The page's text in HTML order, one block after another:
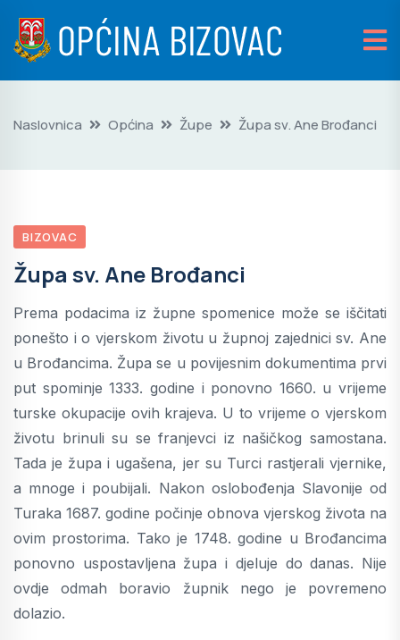
Naslovnica Općina Župe Župa sv. Ane Brođanci
BIZOVAC
Župa sv. Ane Brođanci
Prema podacima iz župne spomenice može se iščitati
ponešto i o vjerskom životu u župnoj zajednici sv. Ane
u Brođancima. Župa se u povijesnim dokumentima prvi
put spominje 1333. godine i ponovno 1660. u vrijeme
turske okupacije ovih krajeva. U to vrijeme o vjerskom
životu brinuli su se franjevci iz našičkog samostana.
Tada je župa i ugašena, jer su Turci rastjerali vjernike,
a mnoge i poubijali. Nakon oslobođenja Slavonije od
Turaka 1687. godine počinje obnova vjerskog života na
ovim prostorima. Tako je 1748. godine u Brođancima
ponovno uspostavljena župa i djeluje do danas. Nije
ovdje odmah boravio župnik nego je povremeno
dolazio.